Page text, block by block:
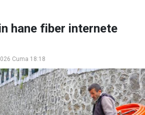
hane fiber internete
Cuma 18:18